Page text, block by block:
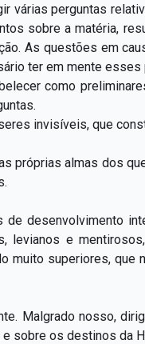
várias perguntas
sobre a matéria,
As questões em
ter em mente
como
invisíveis, que
próprias almas dos
desenvolvimento
levianos e
muito superiores, que
Malgrado nosso,
sobre os destinos da